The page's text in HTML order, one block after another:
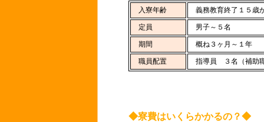
入寮年齢 義務教育終了１５歳
定員 男子～５名
期間 概ね３ヶ月～１年
職員配置 指導員 ３名（補助
◆寮費はいくらかかるの？◆